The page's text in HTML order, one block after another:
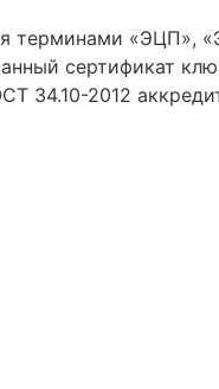
терминами «ЭЦП»,
сертификат
34.10-2012